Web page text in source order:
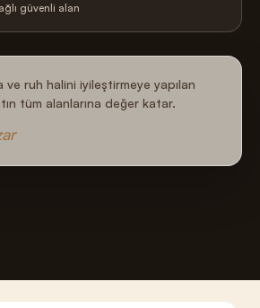
güvenli alan
ve ruh halini iyileştirmeye yapılan
tüm alanlarına değer katar.